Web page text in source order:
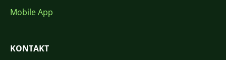
Mobile App
KONTAKT